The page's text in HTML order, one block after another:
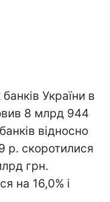
України в
8 млрд 944
відносно
р. скоротилися
грн.
на 16,0% і